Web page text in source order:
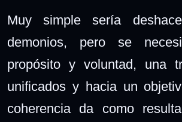
Muy simple sería
demonios, pero se
propósito y voluntad, una
unificados y hacia un
coherencia da como